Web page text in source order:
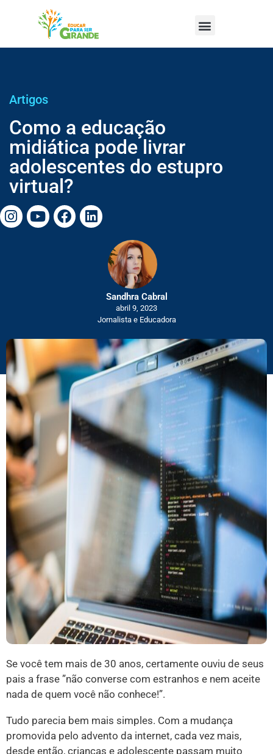
Artigos
Como a educação
midiática pode livrar
adolescentes do estupro
virtual?
Sandhra Cabral
abril 9, 2023
Jornalista e Educadora
Se você tem mais de 30 anos, certamente ouviu de seus
pais a frase ”não converse com estranhos e nem aceite
nada de quem você não conhece!”.
Tudo parecia bem mais simples. Com a mudança
promovida pelo advento da internet, cada vez mais,
desde então, crianças e adolescente passam muito